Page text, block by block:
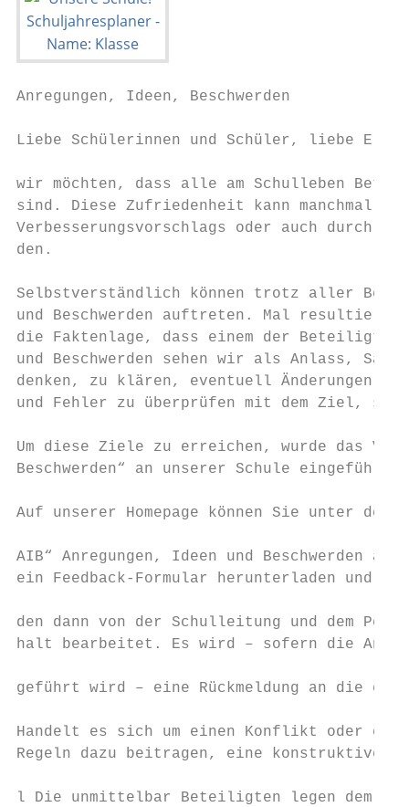
Anregungen, Ideen, Beschwerden
Liebe Schülerinnen und Schüler, liebe
wir möchten, dass alle am Schulleben
sind. Diese Zufriedenheit kann manchmal
Verbesserungsvorschlags oder auch durch
den.
Selbstverständlich können trotz aller
und Beschwerden auftreten. Mal
die Faktenlage, dass einem der
und Beschwerden sehen wir als Anlass,
denken, zu klären, eventuell Änderungen
und Fehler zu überprüfen mit dem
Um diese Ziele zu erreichen, wurde das
Beschwerden“ an unserer Schule
Auf unserer Homepage können Sie unter der
AIB“ Anregungen, Ideen und
ein Feedback-Formular herunterladen
den dann von der Schulleitung und dem
halt bearbeitet. Es wird – sofern die
geführt wird – eine Rückmeldung an die
Handelt es sich um einen Konflikt oder
Regeln dazu beitragen, eine
l Die unmittelbar Beteiligten legen dem